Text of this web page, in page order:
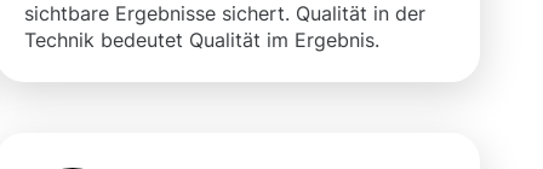
sichtbare Ergebnisse sichert. Qualität in der
Technik bedeutet Qualität im Ergebnis.